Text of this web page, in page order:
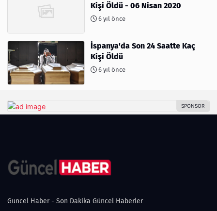
Kişi Öldü - 06 Nisan 2020
6 yıl önce
İspanya'da Son 24 Saatte Kaç
Kişi Öldü
6 yıl önce
Guncel Haber - Son Dakika Güncel Haberler